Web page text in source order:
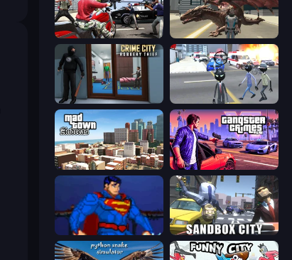
Grand Action Simulator: New York Dragon Vice City
Crime City Robbery Thief Games Amazing Crime Strange Stickman
Mad Town Andreas: Mafia Storie Gangster Crimes Online 6: Mafia City
Injustice Gods Among Us Sandbox City